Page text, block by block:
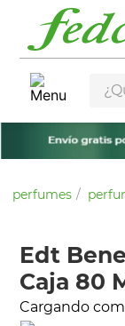
perfumes
Edt
Caja 80
Cargando